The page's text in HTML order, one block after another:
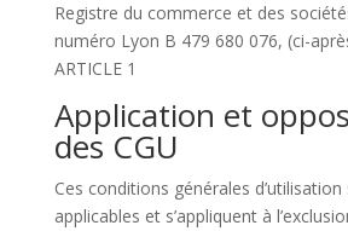
Registre du commerce et des
numéro Lyon B 479 680 076, (ci-
ARTICLE 1
Application et
des CGU
Ces conditions générales
applicables et s’appliquent à